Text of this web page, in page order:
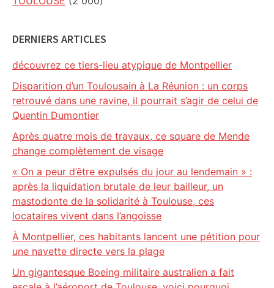
DERNIERS ARTICLES
découvrez ce tiers-lieu atypique de Montpellier
Disparition d’un Toulousain à La Réunion : un corps
retrouvé dans une ravine, il pourrait s’agir de celui de
Quentin Dumontier
Après quatre mois de travaux, ce square de Mende
change complètement de visage
« On a peur d’être expulsés du jour au lendemain » :
après la liquidation brutale de leur bailleur, un
mastodonte de la solidarité à Toulouse, ces
locataires vivent dans l’angoisse
À Montpellier, ces habitants lancent une pétition pour
une navette directe vers la plage
Un gigantesque Boeing militaire australien a fait